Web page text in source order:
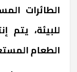
الطائرات
للبيئة، يتم
الطعام